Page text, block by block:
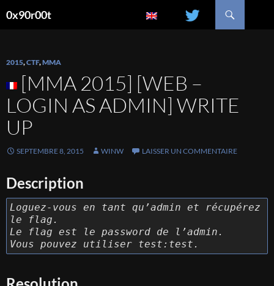
0x90r00t
2015,CTF,MMA
[MMA 2015] [WEB –
LOGIN AS ADMIN] WRITE
UP
SEPTEMBRE 8, 2015 WINW LAISSER UN COMMENTAIRE
Description
Loguez-vous en tant qu’admin et récupérez
le flag.
Le flag est le password de l’admin.
Vous pouvez utiliser test:test.